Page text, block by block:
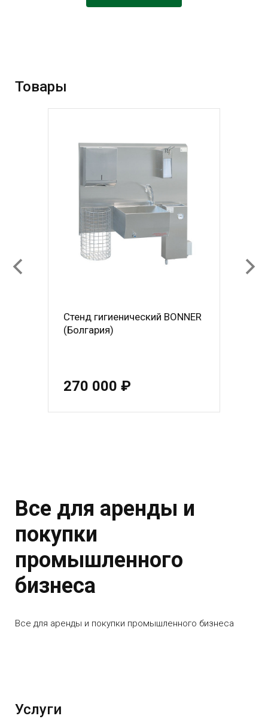
Товары
Стенд гигиенический BONNER
(Болгария)
270 000 ₽
Все для аренды и
покупки
промышленного
бизнеса
Все для аренды и покупки промышленного бизнеса
Услуги